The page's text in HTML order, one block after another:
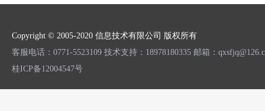
Copyright © 2005-2020 信息技术有限公司 版权所有
客服电话：0771-5523109 技术支持：18978180335 邮箱：
桂ICP备12004547号